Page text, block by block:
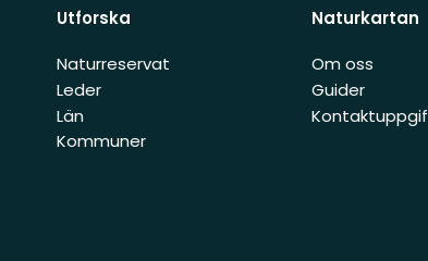
Utforska
Naturreservat
Leder
Län
Kommuner
Naturkartan
Om oss
Guider